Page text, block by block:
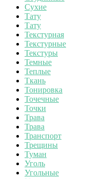
Сухие
Тату
Тату
Текстурная
Текстурные
Текстуры
Темные
Теплые
Ткань
Тонировка
Точечные
Точки
Трава
Трава
Транспорт
Трещины
Туман
Уголь
Угольные